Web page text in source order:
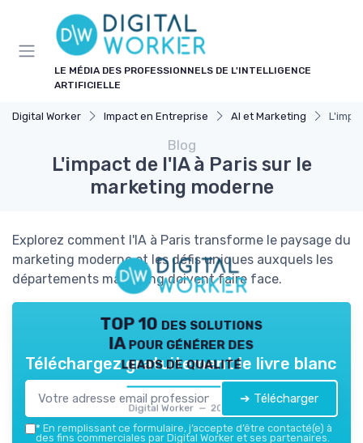
LE MÉDIA DES PROFESSIONNELS DE L'INTELLIGENCE
ARTIFICIELLE
Digital Worker Impact en Entreprise AI et Marketing
Blog
L'impact de l'IA à Paris sur le
marketing moderne
Explorez comment l'IA à Paris transforme le paysage du
marketing moderne et les défis uniques auxquels les
départements marketing doivent faire face.
TOP 10 des solutions
IA pour générer des
leads de qualité
Digital Worker — 2026
Téléchargez gratuitement le livre blanc
➔ Télécharger
* En remplissant ce formulaire, j’accepte d’être contacté(e) à
des fins commerciales par Digital Worker et ses partenaires.